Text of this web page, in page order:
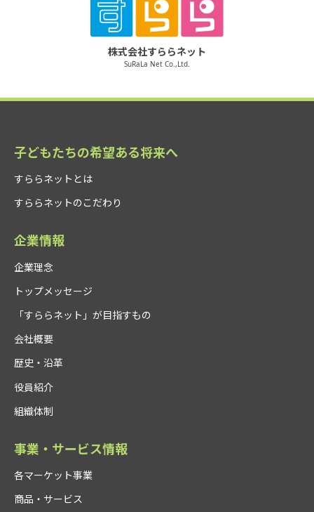
株式会社すららネット
SuRaLa Net Co.,Ltd.
子どもたちの希望ある将来へ
すららネットとは
すららネットのこだわり
企業情報
企業理念
トップメッセージ
「すららネット」が目指すもの
会社概要
歴史・沿革
役員紹介
組織体制
事業・サービス情報
各マーケット事業
商品・サービス